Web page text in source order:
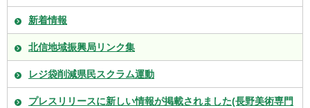
新着情報
北信地域振興局リンク集
レジ袋削減県民スクラム運動
プレスリリースに新しい情報が掲載されました(長野美術専門